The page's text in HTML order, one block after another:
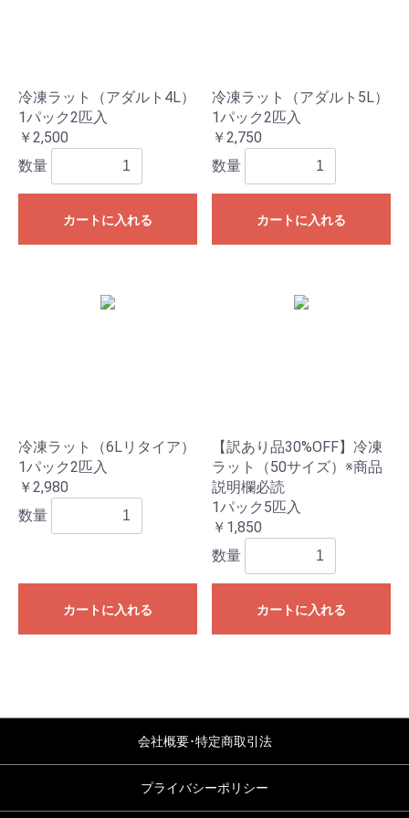
冷凍ラット（アダルト4L）
1パック2匹入
￥2,500
数量
カートに入れる
冷凍ラット（アダルト5L）
1パック2匹入
￥2,750
数量
カートに入れる
冷凍ラット（6Lリタイア）
1パック2匹入
￥2,980
数量
カートに入れる
【訳あり品30%OFF】冷凍
ラット（50サイズ）※商品
説明欄必読
1パック5匹入
￥1,850
数量
カートに入れる
会社概要･特定商取引法
プライバシーポリシー